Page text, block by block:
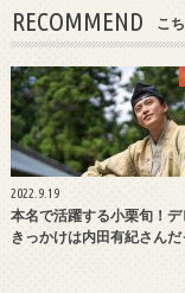
RECOMMEND こ
2022.9.19
本名で活躍する小栗旬！
きっかけは内田有紀さんだ